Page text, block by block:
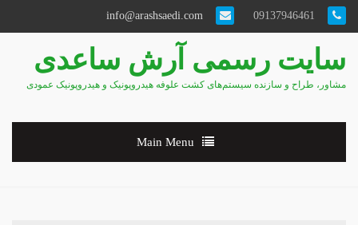
سایت رسمی آرش ساعدی
مشاور، طراح و سازنده سیستم‌های کشت علوفه هیدروپونیک و هیدروپونیک عمودی
Main Menu